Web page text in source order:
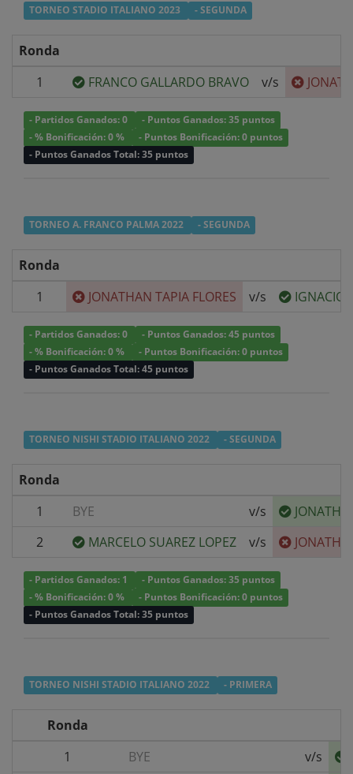
TORNEO STADIO ITALIANO 2023 - SEGUNDA
Ronda
1
FRANCO GALLARDO BRAVO v/s
- Partidos Ganados: 0
- Puntos Ganados: 35 puntos
- % Bonificación: 0 %
- Puntos Bonificación: 0 puntos
- Puntos Ganados Total: 35 puntos
TORNEO A. FRANCO PALMA 2022 - SEGUNDA
Ronda
1
JONATHAN TAPIA FLORES v/s IGNACIO
- Partidos Ganados: 0
- Puntos Ganados: 45 puntos
- % Bonificación: 0 %
- Puntos Bonificación: 0 puntos
- Puntos Ganados Total: 45 puntos
TORNEO NISHI STADIO ITALIANO 2022 - SEGUNDA
Ronda
1
BYE v/s
2
MARCELO SUAREZ LOPEZ v/s
- Partidos Ganados: 1
- Puntos Ganados: 35 puntos
- % Bonificación: 0 %
- Puntos Bonificación: 0 puntos
- Puntos Ganados Total: 35 puntos
TORNEO NISHI STADIO ITALIANO 2022 - PRIMERA
Ronda
1
BYE v/s